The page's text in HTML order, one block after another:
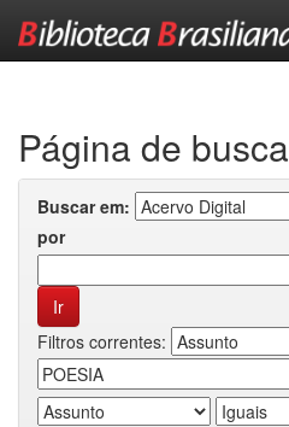
Página de busca
Buscar em:
por
Filtros correntes: